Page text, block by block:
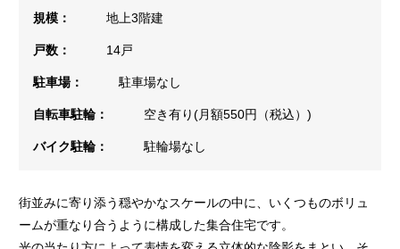
規模： 地上3階建
戸数： 14戸
駐車場： 駐車場なし
自転車駐輪： 空き有り(月額550円（税込）)
バイク駐輪： 駐輪場なし
街並みに寄り添う穏やかなスケールの中に、いくつものボリュ
ームが重なり合うように構成した集合住宅です。